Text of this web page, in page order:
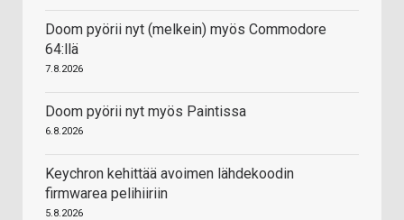
Doom pyörii nyt (melkein) myös Commodore
64:llä
7.8.2026
Doom pyörii nyt myös Paintissa
6.8.2026
Keychron kehittää avoimen lähdekoodin
firmwarea pelihiiriin
5.8.2026